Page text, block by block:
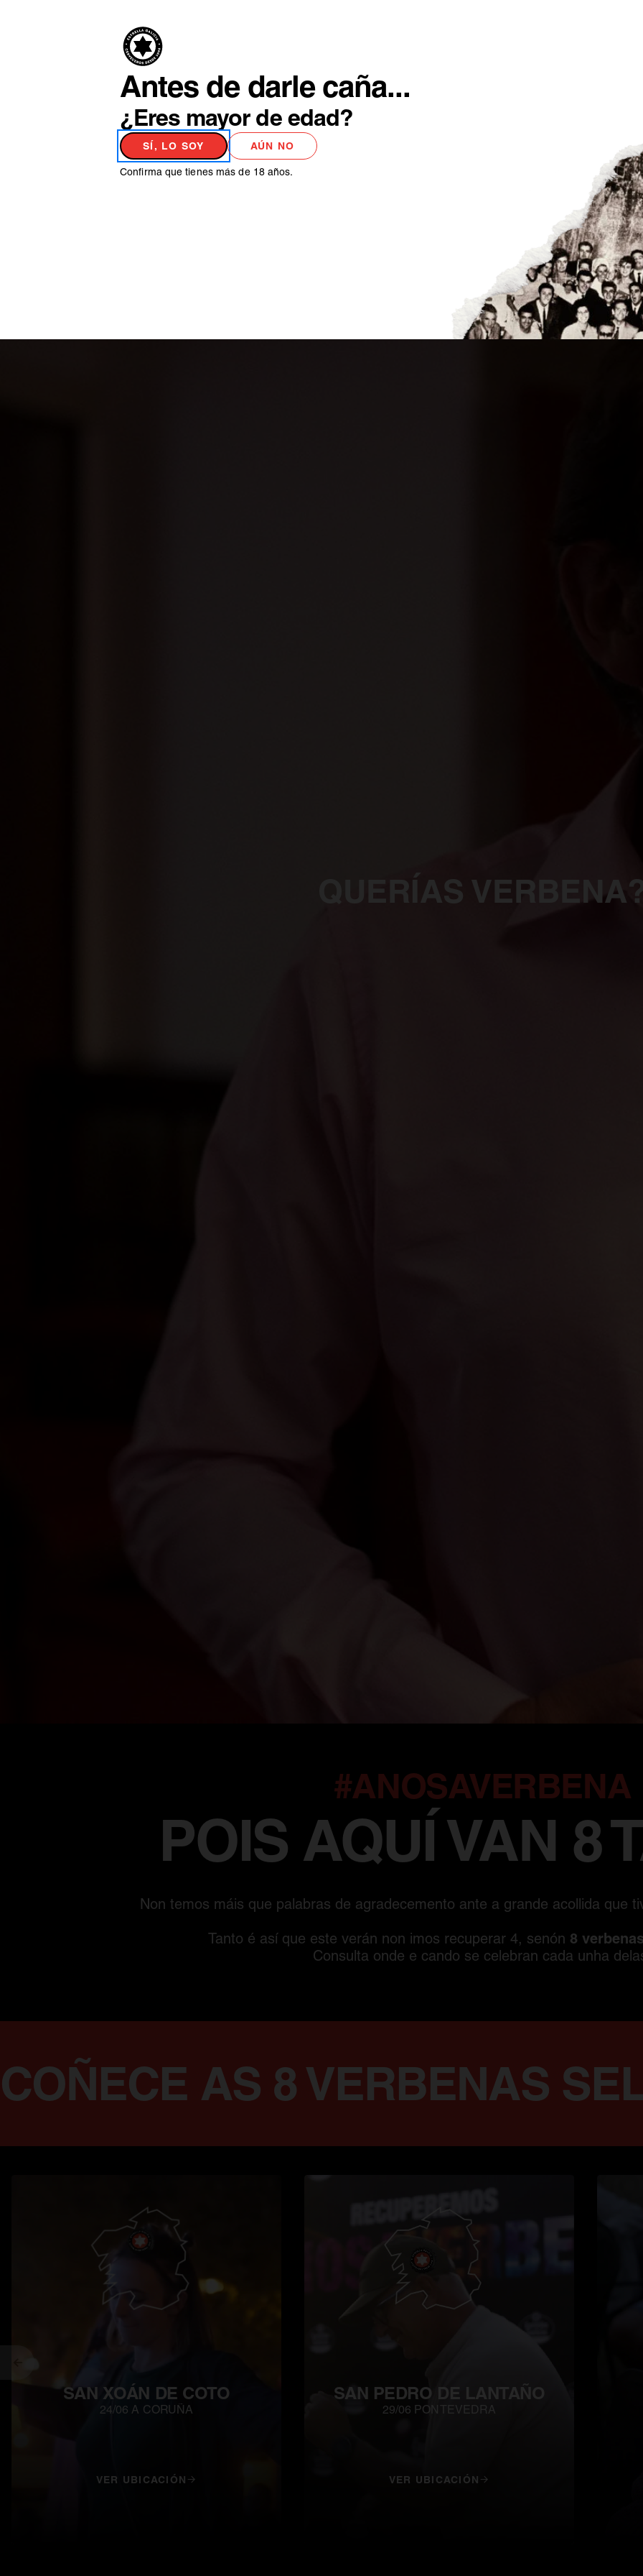
Antes de darle caña...
¿Eres mayor de edad?
SÍ, LO SOY AÚN NO
Confirma que tienes más de 18 años.
QUERÍAS
#ANOSAVERBENA
POIS AQUÍ VAN 8
Non temos máis que palabras de agradecemento ante a grande acollida que
Tanto é así que este verán non imos recuperar 4, senón 8
Consulta onde e cando se celebran cada unha
ESTE ANO ·COÑECE
SAN XOÁN DE COTO
24/06 A CORUÑA
VER UBICACIÓN
SAN PEDRO DE LANTAÑO
29/06 PONTEVEDRA
VER UBICACIÓN
Antigo